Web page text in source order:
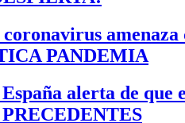
amenaza
PANDEMIA
alerta de que